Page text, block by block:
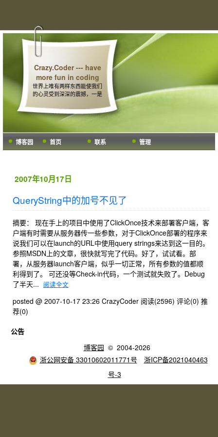
Crazy.Coder --- have
more fun in coding
世界上唯有两样东西能使我们
的心灵受到深深的震撼，一是
个便是人们内心深处的道德法
则。 -- 康德
博客园 首页 联系 管理
公告
2007年10月17日
QueryString中的加号不见了
摘要： 现在手上的项目中使用了ClickOnce技术来部署客户端，客
户端有时需要从服务器传一些参数，对于ClickOnce部署的程序来
说我们可以在launch的URL中使用query strings来达到这一目的。
参照MSDN上的文章，很快就写完了代码。好了，试试看。部
署，从服务器launch客户端，似乎一切正常，所有参数的值都顺
利得到了。 可还没等Check-in代码，一个测试就失败了。Debug
了半天...
阅读全文
posted @ 2007-10-17 23:26 CrazyCoder 阅读(2596) 评论(0) 推
荐(0)
博客园 © 2004-2026
浙公网安备 33010602011771号
浙ICP备2021040463
号-3